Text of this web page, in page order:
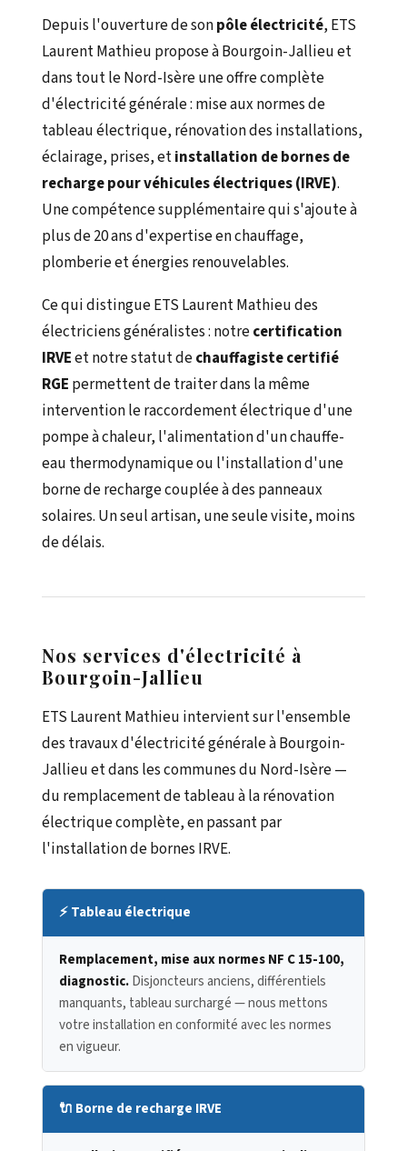
Depuis l'ouverture de sonpôle électricité, ETS
Laurent Mathieu propose à Bourgoin-Jallieu et
dans tout le Nord-Isère une offre complète
d'électricité générale : mise aux normes de
tableau électrique, rénovation des installations,
éclairage, prises, etinstallation de bornes de
recharge pour véhicules électriques (IRVE).
Une compétence supplémentaire qui s'ajoute à
plus de 20 ans d'expertise en chauffage,
plomberie et énergies renouvelables.
Ce qui distingue ETS Laurent Mathieu des
électriciens généralistes : notrecertification
IRVEet notre statut dechauffagiste certifié
RGE permettent de traiter dans la même
intervention le raccordement électrique d'une
pompe à chaleur, l'alimentation d'un chauffe-
eau thermodynamique ou l'installation d'une
borne de recharge couplée à des panneaux
solaires. Un seul artisan, une seule visite, moins
de délais.
Nos services d'électricité à
Bourgoin-Jallieu
ETS Laurent Mathieu intervient sur l'ensemble
des travaux d'électricité générale à Bourgoin-
Jallieu et dans les communes du Nord-Isère —
du remplacement de tableau à la rénovation
électrique complète, en passant par
l'installation de bornes IRVE.
⚡ Tableau électrique
Remplacement, mise aux normes NF C 15-100,
diagnostic.Disjoncteurs anciens, différentiels
manquants, tableau surchargé — nous mettons
votre installation en conformité avec les normes
en vigueur.
🔌 Borne de recharge IRVE